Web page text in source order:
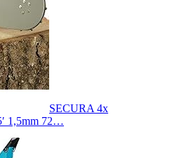
SECURA 4x
1,5mm 72…